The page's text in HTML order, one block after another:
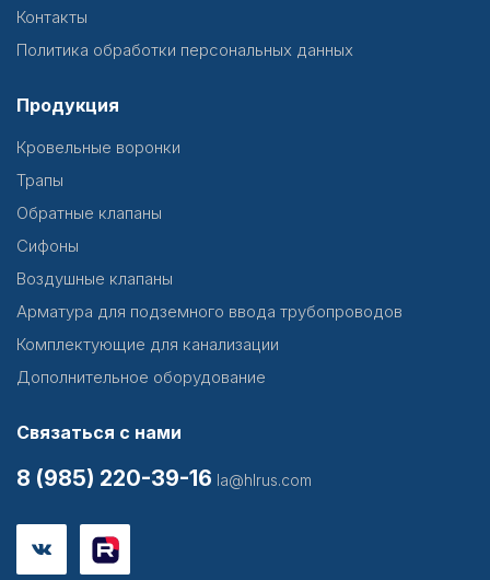
Контакты
Политика обработки персональных данных
Продукция
Кровельные воронки
Трапы
Обратные клапаны
Сифоны
Воздушные клапаны
Арматура для подземного ввода трубопроводов
Комплектующие для канализации
Дополнительное оборудование
Связаться с нами
8 (985) 220-39-16 la@hlrus.com